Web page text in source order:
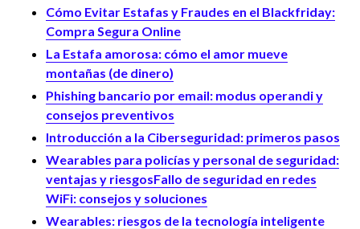
Cómo Evitar Estafas y Fraudes en el Blackfriday:
Compra Segura Online
La Estafa amorosa: cómo el amor mueve
montañas (de dinero)
Phishing bancario por email: modus operandi y
consejos preventivos
Introducción a la Ciberseguridad: primeros pasos
Wearables para policías y personal de seguridad:
ventajas y riesgosFallo de seguridad en redes
WiFi: consejos y soluciones
Wearables: riesgos de la tecnología inteligente